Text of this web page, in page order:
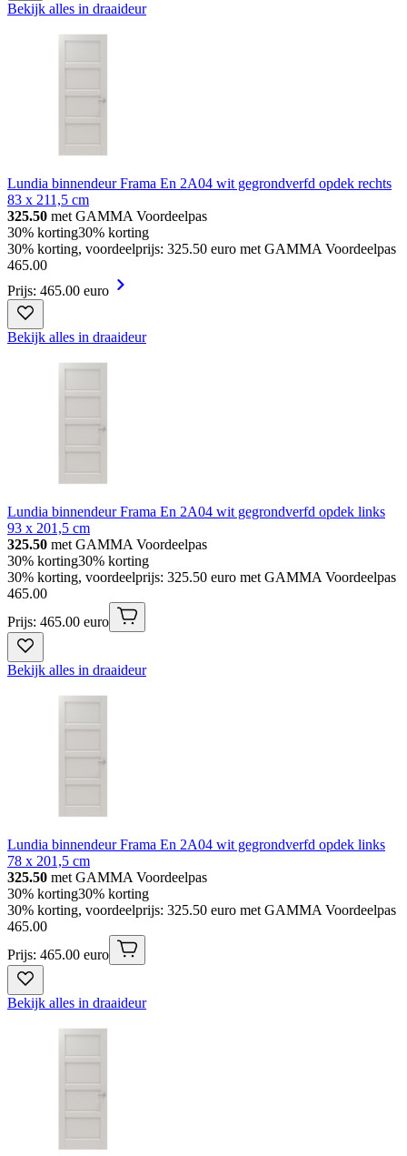
Bekijk alles in draaideur
Lundia binnendeur Frama En 2A04 wit gegrondverfd opdek rechts
83 x 211,5 cm
325.50 met GAMMA Voordeelpas
30% korting30% korting
30% korting, voordeelprijs: 325.50 euro met GAMMA Voordeelpas
465.00
Prijs: 465.00 euro
Bekijk alles in draaideur
Lundia binnendeur Frama En 2A04 wit gegrondverfd opdek links
93 x 201,5 cm
325.50 met GAMMA Voordeelpas
30% korting30% korting
30% korting, voordeelprijs: 325.50 euro met GAMMA Voordeelpas
465.00
Prijs: 465.00 euro
Bekijk alles in draaideur
Lundia binnendeur Frama En 2A04 wit gegrondverfd opdek links
78 x 201,5 cm
325.50 met GAMMA Voordeelpas
30% korting30% korting
30% korting, voordeelprijs: 325.50 euro met GAMMA Voordeelpas
465.00
Prijs: 465.00 euro
Bekijk alles in draaideur